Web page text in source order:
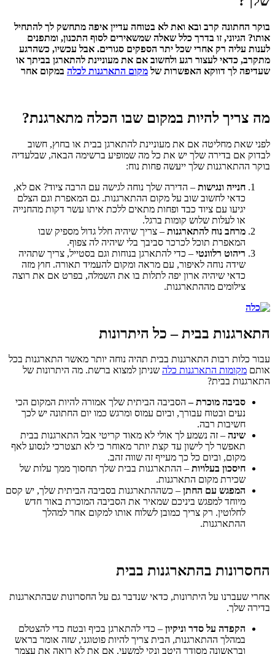
בוקר החתונה קרב ובא ואת לא בטוחה עדיין איפה מתחשק לך להתחיל
אותו? הגיוני, זו בדרך כלל שאלה שמשאירים לסוף התכנון, ומתפנים
לענות עליה רק אחרי שכל יתר הספקים סגורים. אבל עכשיו, כשהרגע
מתקרב, כדאי לעצור רגע ולחשוב אם את מעוניינת להתארגן בביתך או
שעדיפה לך דווקא האפשרות של מקום התארגנות לכלה במקום אחר
מה צריך להיות במקום שבו הכלה מתארגנת?
לפני שאת מחליטה אם את מעוניינת להתארגן בבית או בחוץ, חשוב
לבדוק אם בדירה שלך יש את כל מה שמופיע ברשימה הבאה, שבלעדיה
בוקר ההתארגנות שלך ייעשה פחות נוח:
חנייה ונגישות – הדירה שלך נוחה לגישה עם הרבה ציוד? אם לא,
כדאי לחשוב שוב על מקום ההתארגנות. גם המאפרת וגם הצלם
יגיעו עם ציוד כבד ופחות מתאים ללכת איתו עשר דקות מהחנייה
או לעלות שלוש קומות ברגל.
מרחב נוח להתארגנות – צריך שיהיה חלל גדול מספיק שבו
המאפרת תוכל לכרכר סביבך בלי שיהיה לה צפוף.
ריהוט רלוונטי – כדי להתארגן בנוחות וגם בסטייל, צריך שתהיה
שידה נוחה לאיפור, עם מראה ומקום להעמיד תאורה. חוץ מזה
כדאי שיהיה ארון יפה לתלות בו את השמלה, בפרט אם את רוצה
צילומים מההתארגנות.
התארגנות בבית – כל היתרונות
עבור כלות רבות התארגנות בבית תהיה נוחה יותר מאשר התארגנות בכל
אותם מקומות התארגנות כלה שניתן למצוא ברשת. מה היתרונות של
התארגנות בבית?
סביבה מוכרת – הסביבה הביתית שלך אמורה להיות המקום הכי
נעים ובטוח עבורך, וביום עמוס ומרגש כמו יום החתונה יש לכך
חשיבות רבה.
שינה – זה נשמע לך אולי לא מאוד קריטי אבל התארגנות בבית
תאפשר לך לישון עד קצת יותר מאוחר כי לא תצטרכי לנסוע לאף
מקום, וביום כל כך מעייף זה שווה זהב.
חיסכון בעלויות – ההתארגנות בבית שלך תחסוך ממך עלות של
שכירת מקום התארגנות.
המפגש עם החתן – כשההתארגנות בסביבה הביתית שלך, יש קסם
מיוחד למפגש ביניכם שמאיר את הסביבה המוכרת באור חדש
לחלוטין. רק צריך כמובן לשלוח אותו למקום אחר למהלך
ההתארגנות.
החסרונות בהתארגנות בבית
אחרי שעברנו על היתרונות, כדאי שנדבר גם על החסרונות שבהתארגנות
בדירה שלך.
הקפדה על סדר וניקיון – כדי להתארגן בכיף ובטח כדי להצטלם
במהלך ההתארגנות, הבית צריך להיות פוטוגני, שזה אומר בראש
ובראשונה מסודר היטב ונקי למשעי. אם את לא רואה את עצמך